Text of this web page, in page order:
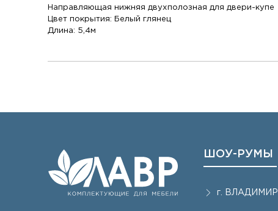
Направляющая нижняя двухполозная для двери-купе
Цвет покрытия: Белый глянец
Длина: 5,4м
ШОУ-РУМЫ
г. ВЛАДИМИР